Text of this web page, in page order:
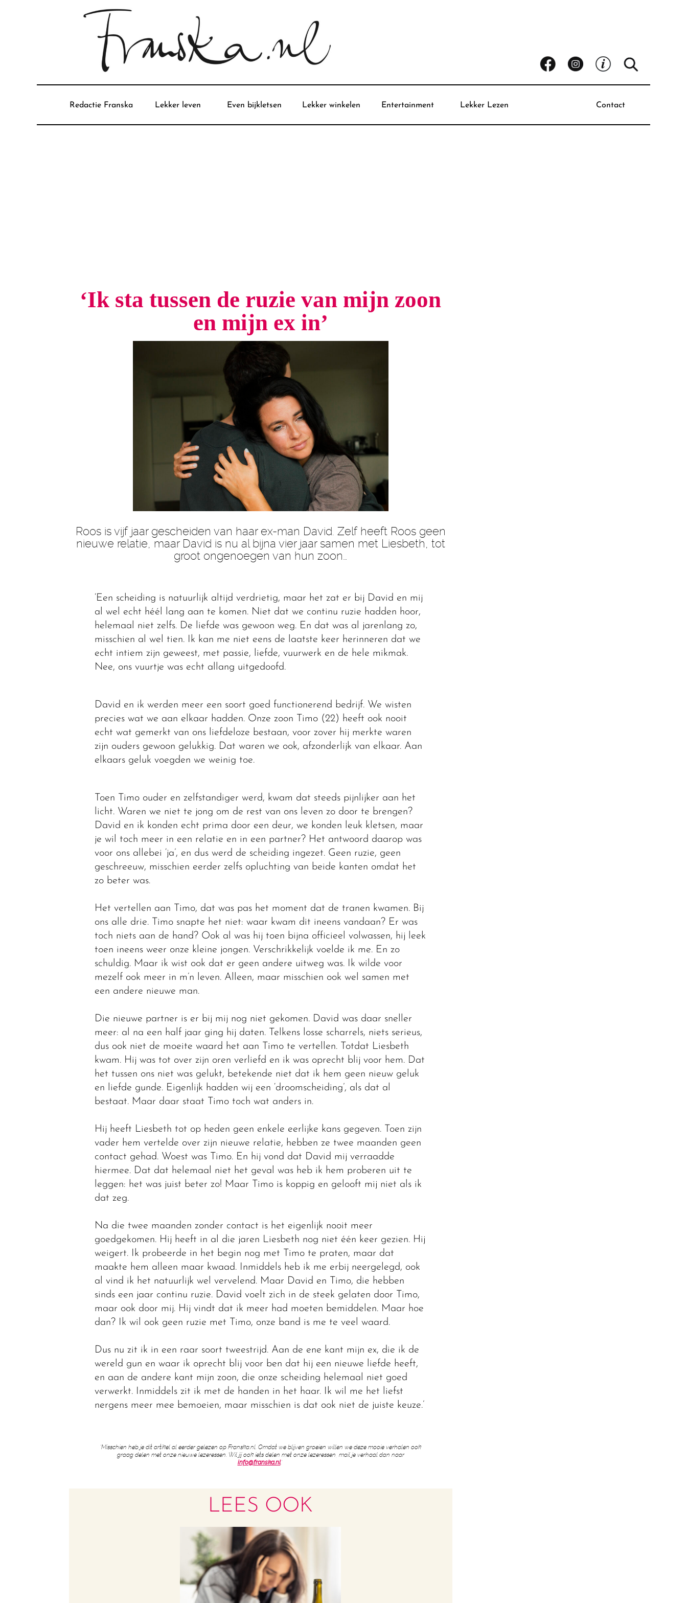
Redactie Franska Lekker leven Even bijkletsen Lekker winkelen Entertainment Lekker Lezen Contact
‘Ik sta tussen de ruzie van mijn zoon
en mijn ex in’
Roos is vijf jaar gescheiden van haar ex-man David. Zelf heeft Roos geen
nieuwe relatie, maar David is nu al bijna vier jaar samen met Liesbeth, tot
groot ongenoegen van hun zoon…
‘Een scheiding is natuurlijk altijd verdrietig, maar het zat er bij David en mij
al wel echt héél lang aan te komen. Niet dat we continu ruzie hadden hoor,
helemaal niet zelfs. De liefde was gewoon weg. En dat was al jarenlang zo,
misschien al wel tien. Ik kan me niet eens de laatste keer herinneren dat we
echt intiem zijn geweest, met passie, liefde, vuurwerk en de hele mikmak.
Nee, ons vuurtje was echt allang uitgedoofd.
David en ik werden meer een soort goed functionerend bedrijf. We wisten
precies wat we aan elkaar hadden. Onze zoon Timo (22) heeft ook nooit
echt wat gemerkt van ons liefdeloze bestaan, voor zover hij merkte waren
zijn ouders gewoon gelukkig. Dat waren we ook, afzonderlijk van elkaar. Aan
elkaars geluk voegden we weinig toe.
Toen Timo ouder en zelfstandiger werd, kwam dat steeds pijnlijker aan het
licht. Waren we niet te jong om de rest van ons leven zo door te brengen?
David en ik konden echt prima door een deur, we konden leuk kletsen, maar
je wil toch meer in een relatie en in een partner? Het antwoord daarop was
voor ons allebei ‘ja’, en dus werd de scheiding ingezet. Geen ruzie, geen
geschreeuw, misschien eerder zelfs opluchting van beide kanten omdat het
zo beter was.
Het vertellen aan Timo, dat was pas het moment dat de tranen kwamen. Bij
ons alle drie. Timo snapte het niet: waar kwam dit ineens vandaan? Er was
toch niets aan de hand? Ook al was hij toen bijna officieel volwassen, hij leek
toen ineens weer onze kleine jongen. Verschrikkelijk voelde ik me. En zo
schuldig. Maar ik wist ook dat er geen andere uitweg was. Ik wilde voor
mezelf ook meer in m’n leven. Alleen, maar misschien ook wel samen met
een andere nieuwe man.
Die nieuwe partner is er bij mij nog niet gekomen. David was daar sneller
meer: al na een half jaar ging hij daten. Telkens losse scharrels, niets serieus,
dus ook niet de moeite waard het aan Timo te vertellen. Totdat Liesbeth
kwam. Hij was tot over zijn oren verliefd en ik was oprecht blij voor hem. Dat
het tussen ons niet was gelukt, betekende niet dat ik hem geen nieuw geluk
en liefde gunde. Eigenlijk hadden wij een ‘droomscheiding’, als dat al
bestaat. Maar daar staat Timo toch wat anders in.
Hij heeft Liesbeth tot op heden geen enkele eerlijke kans gegeven. Toen zijn
vader hem vertelde over zijn nieuwe relatie, hebben ze twee maanden geen
contact gehad. Woest was Timo. En hij vond dat David mij verraadde
hiermee. Dat dat helemaal niet het geval was heb ik hem proberen uit te
leggen: het was juist beter zo! Maar Timo is koppig en gelooft mij niet als ik
dat zeg.
Na die twee maanden zonder contact is het eigenlijk nooit meer
goedgekomen. Hij heeft in al die jaren Liesbeth nog niet één keer gezien. Hij
weigert. Ik probeerde in het begin nog met Timo te praten, maar dat
maakte hem alleen maar kwaad. Inmiddels heb ik me erbij neergelegd, ook
al vind ik het natuurlijk wel vervelend. Maar David en Timo, die hebben
sinds een jaar continu ruzie. David voelt zich in de steek gelaten door Timo,
maar ook door mij. Hij vindt dat ik meer had moeten bemiddelen. Maar hoe
dan? Ik wil ook geen ruzie met Timo, onze band is me te veel waard.
Dus nu zit ik in een raar soort tweestrijd. Aan de ene kant mijn ex, die ik de
wereld gun en waar ik oprecht blij voor ben dat hij een nieuwe liefde heeft,
en aan de andere kant mijn zoon, die onze scheiding helemaal niet goed
verwerkt. Inmiddels zit ik met de handen in het haar. Ik wil me het liefst
nergens meer mee bemoeien, maar misschien is dat ook niet de juiste keuze.’
‘Misschien heb je dit artikel al eerder gelezen op Franska.nl. Omdat we blijven groeien willen we deze mooie verhalen ook
graag delen met onze nieuwe lezeressen. Wil jij ook iets delen met onze lezeressen, mail je verhaal dan naar
info@franska.nl.’
LEES OOK